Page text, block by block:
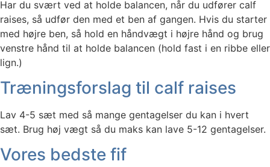
Har du svært ved at holde balancen, når du udfører calf
raises, så udfør den med et ben af gangen. Hvis du starter
med højre ben, så hold en håndvægt i højre hånd og brug
venstre hånd til at holde balancen (hold fast i en ribbe eller
lign.)
Træningsforslag til calf raises
Lav 4-5 sæt med så mange gentagelser du kan i hvert
sæt. Brug høj vægt så du maks kan lave 5-12 gentagelser.
Vores bedste fif